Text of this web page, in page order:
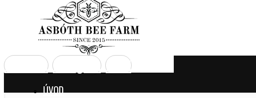
Facebook Instagram Email
ÚVOD